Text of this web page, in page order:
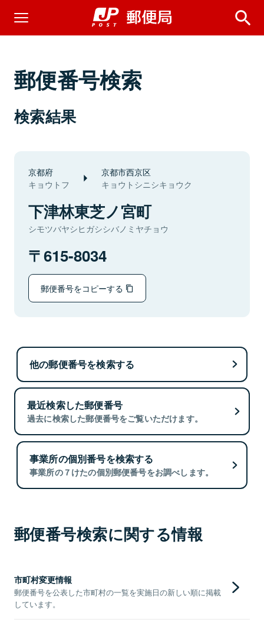
郵便番号検索
検索結果
京都府
キョウトフ
京都市西京区
キョウトシニシキョウク
下津林東芝ノ宮町
シモツバヤシヒガシシバノミヤチョウ
615-8034
郵便番号をコピーする
他の郵便番号を検索する
最近検索した郵便番号
過去に検索した郵便番号をご覧いただけます。
事業所の個別番号を検索する
事業所の７けたの個別郵便番号をお調べします。
郵便番号検索に関する情報
市町村変更情報
郵便番号を公表した市町村の一覧を実施日の新しい順に掲載
しています。